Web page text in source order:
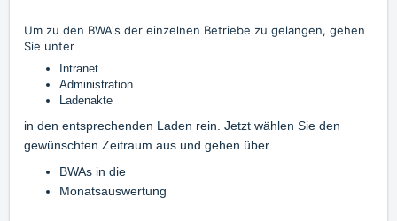
Um zu den BWA's der einzelnen Betriebe zu gelangen, gehen
Sie unter
Intranet
Administration
Ladenakte
in den entsprechenden Laden rein. Jetzt wählen Sie den
gewünschten Zeitraum aus und gehen über
BWAs in die
Monatsauswertung